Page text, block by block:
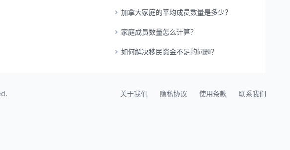
加拿大家庭的平均成员数量是多少？
家庭成员数量怎么计算？
如何解决移民资金不足的问题？
关于我们 隐私协议 使用条款 联系我们